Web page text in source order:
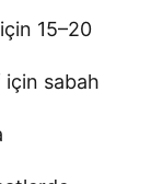
15–20
sabah